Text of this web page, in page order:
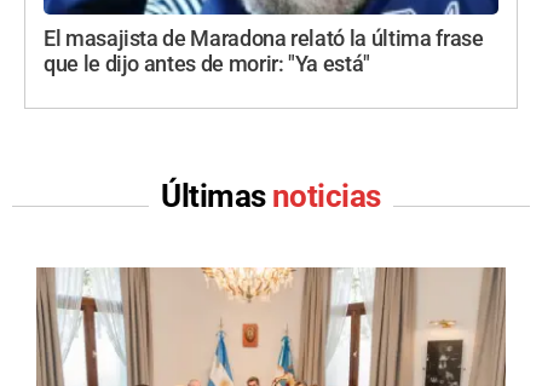
El masajista de Maradona relató la última frase
que le dijo antes de morir: "Ya está"
Últimas noticias